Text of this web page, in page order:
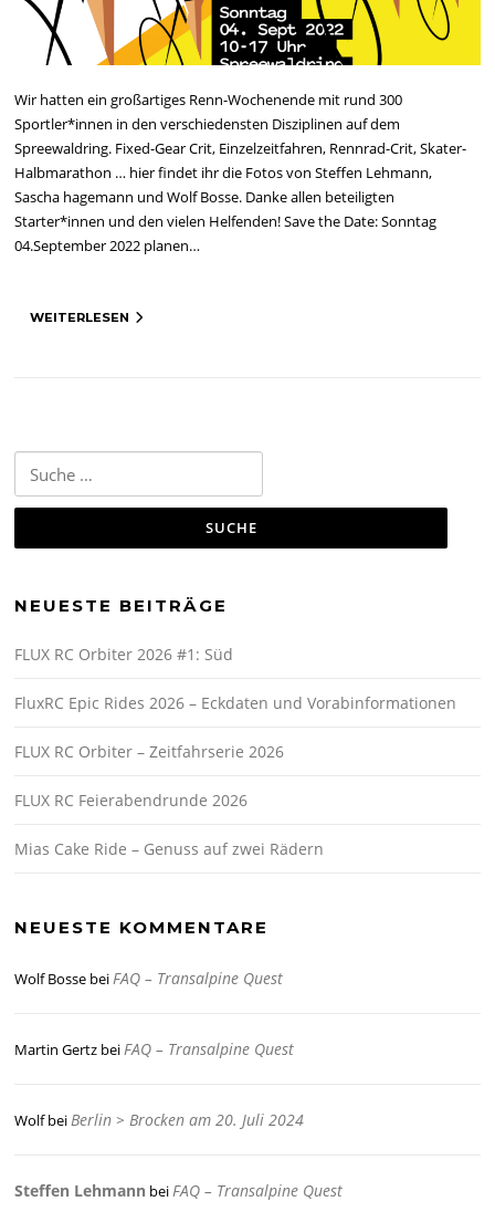
Wir hatten ein großartiges Renn-Wochenende mit rund 300
Sportler*innen in den verschiedensten Disziplinen auf dem
Spreewaldring. Fixed-Gear Crit, Einzelzeitfahren, Rennrad-Crit, Skater-
Halbmarathon … hier findet ihr die Fotos von Steffen Lehmann,
Sascha hagemann und Wolf Bosse. Danke allen beteiligten
Starter*innen und den vielen Helfenden! Save the Date: Sonntag
04.September 2022 planen…
WEITERLESEN
nach:
NEUESTE BEITRÄGE
FLUX RC Orbiter 2026 #1: Süd
FluxRC Epic Rides 2026 – Eckdaten und Vorabinformationen
FLUX RC Orbiter – Zeitfahrserie 2026
FLUX RC Feierabendrunde 2026
Mias Cake Ride – Genuss auf zwei Rädern
NEUESTE KOMMENTARE
Wolf Bosse beiFAQ – Transalpine Quest
Martin Gertz beiFAQ – Transalpine Quest
WolfbeiBerlin > Brocken am 20. Juli 2024
Steffen Lehmann beiFAQ – Transalpine Quest